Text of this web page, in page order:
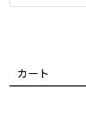
カート